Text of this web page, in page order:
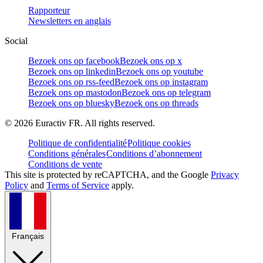
Rapporteur
Newsletters en anglais
Social
Bezoek ons op facebookBezoek ons op x
Bezoek ons op linkedinBezoek ons op youtube
Bezoek ons op rss-feedBezoek ons op instagram
Bezoek ons op mastodonBezoek ons op telegram
Bezoek ons op blueskyBezoek ons op threads
© 2026 Euractiv FR. All rights reserved.
Politique de confidentialitéPolitique cookies
Conditions généralesConditions d’abonnement
Conditions de vente
This site is protected by reCAPTCHA, and the Google Privacy
Policy and Terms of Service apply.
Français